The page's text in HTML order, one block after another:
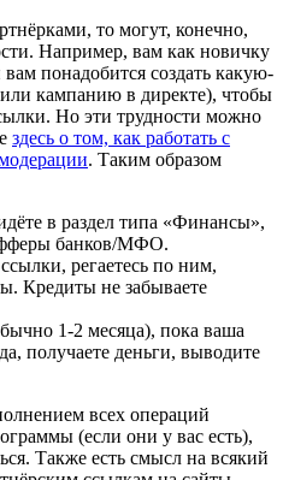
то могут, конечно,
Например, вам как новичку
понадобится создать какую-
кампанию в директе), чтобы
Но эти трудности можно
здесь о том, как работать с
. Таким образом
в раздел типа «Финансы»,
банков/МФО.
регаетесь по ним,
Кредиты не забываете
1-2 месяца), пока ваша
получаете деньги, выводите
всех операций
(если они у вас есть),
Также есть смысл на всякий